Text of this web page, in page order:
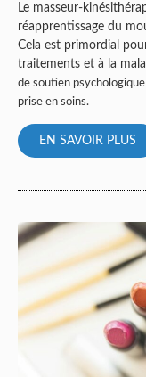
Le masseur-
réapprentissage du
Cela est primordial
traitements et à la
de soutien
prise en soins.
EN SAVOIR PLUS